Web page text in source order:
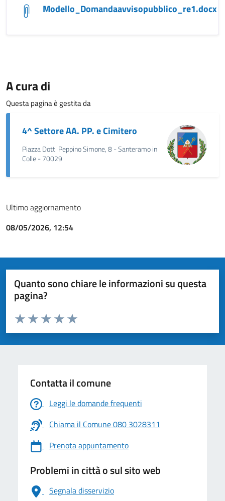
Modello_Domandaavvisopubblico_re1.docx
A cura di
Questa pagina è gestita da
4^ Settore AA. PP. e Cimitero
Piazza Dott. Peppino Simone, 8 - Santeramo in
Colle - 70029
Ultimo aggiornamento
08/05/2026, 12:54
Quanto sono chiare le informazioni su questa
pagina?
Valuta da 1 a 5 stelle la pagina
Valuta 5 stelle su 5
Valuta 4 stelle su 5
Valuta 3 stelle su 5
Valuta 2 stelle su 5
Valuta 1 stelle su 5
Contatta il comune
Leggi le domande frequenti
Chiama il Comune 080 3028311
Prenota appuntamento
Problemi in città o sul sito web
Segnala disservizio